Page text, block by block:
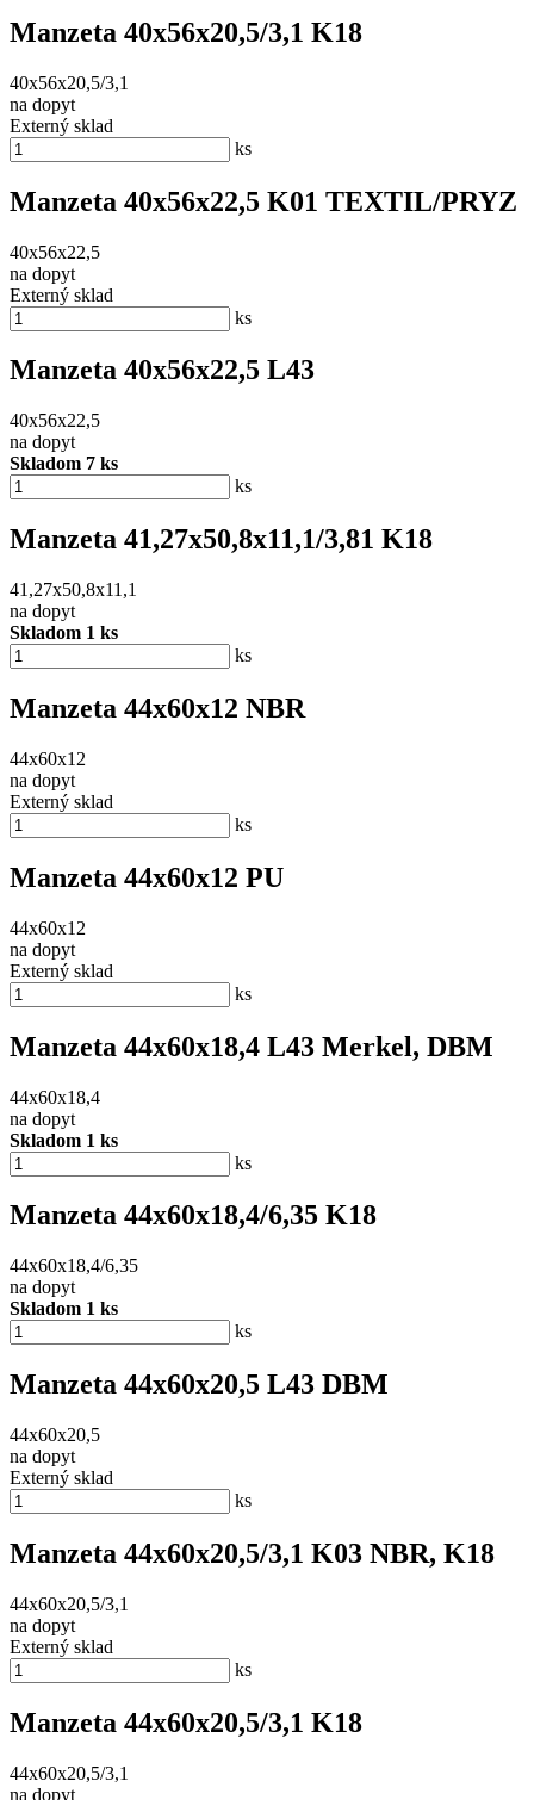
Manzeta 40x56x20,5/3,1 K18
40x56x20,5/3,1
na dopyt
Externý sklad
ks
Manzeta 40x56x22,5 K01 TEXTIL/PRYZ
40x56x22,5
na dopyt
Externý sklad
ks
Manzeta 40x56x22,5 L43
40x56x22,5
na dopyt
Skladom 7 ks
ks
Manzeta 41,27x50,8x11,1/3,81 K18
41,27x50,8x11,1
na dopyt
Skladom 1 ks
ks
Manzeta 44x60x12 NBR
44x60x12
na dopyt
Externý sklad
ks
Manzeta 44x60x12 PU
44x60x12
na dopyt
Externý sklad
ks
Manzeta 44x60x18,4 L43 Merkel, DBM
44x60x18,4
na dopyt
Skladom 1 ks
ks
Manzeta 44x60x18,4/6,35 K18
44x60x18,4/6,35
na dopyt
Skladom 1 ks
ks
Manzeta 44x60x20,5 L43 DBM
44x60x20,5
na dopyt
Externý sklad
ks
Manzeta 44x60x20,5/3,1 K03 NBR, K18
44x60x20,5/3,1
na dopyt
Externý sklad
ks
Manzeta 44x60x20,5/3,1 K18
44x60x20,5/3,1
na dopyt